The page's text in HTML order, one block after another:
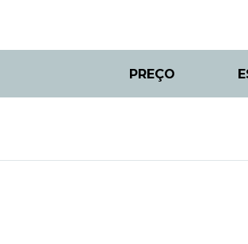
PREÇO